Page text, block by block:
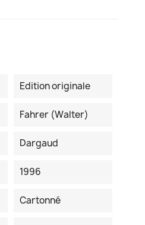
Edition originale
Fahrer (Walter)
Dargaud
1996
Cartonné